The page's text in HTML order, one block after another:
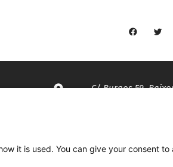
C/ Burgos 59,
it is used. You can give your consent